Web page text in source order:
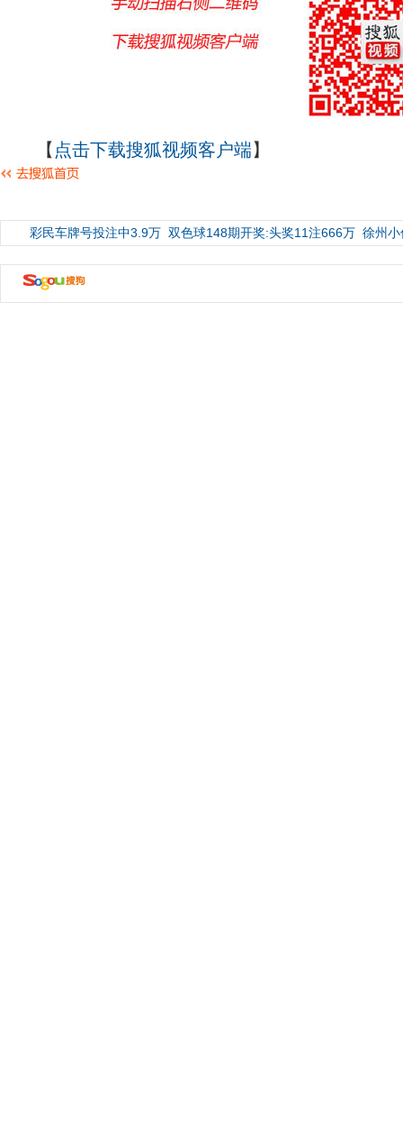
【 点击下载搜狐视频客户端】
彩民车牌号投注中3.9万 双色球148期开奖:头奖11注666万 徐州